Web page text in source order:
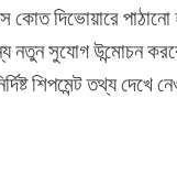
কোত দিভোয়ারে
নতুন সুযোগ উন্মোচন
শিপমেন্ট তথ্য দেখে